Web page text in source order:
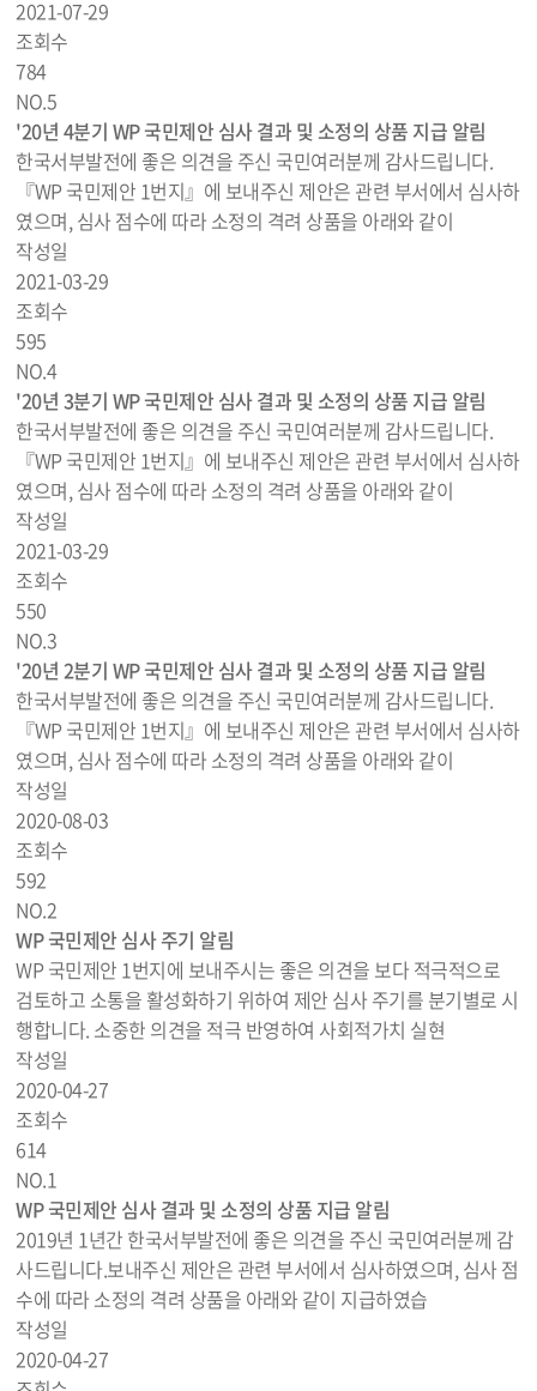
2021-07-29
조회수
784
NO.5
'20년 4분기 WP 국민제안 심사 결과 및 소정의 상품 지급 알림
한국서부발전에 좋은 의견을 주신 국민여러분께 감사드립니다.
『WP 국민제안 1번지』에 보내주신 제안은 관련 부서에서 심사하
였으며, 심사 점수에 따라 소정의 격려 상품을 아래와 같이
작성일
2021-03-29
조회수
595
NO.4
'20년 3분기 WP 국민제안 심사 결과 및 소정의 상품 지급 알림
한국서부발전에 좋은 의견을 주신 국민여러분께 감사드립니다.
『WP 국민제안 1번지』에 보내주신 제안은 관련 부서에서 심사하
였으며, 심사 점수에 따라 소정의 격려 상품을 아래와 같이
작성일
2021-03-29
조회수
550
NO.3
'20년 2분기 WP 국민제안 심사 결과 및 소정의 상품 지급 알림
한국서부발전에 좋은 의견을 주신 국민여러분께 감사드립니다.
『WP 국민제안 1번지』에 보내주신 제안은 관련 부서에서 심사하
였으며, 심사 점수에 따라 소정의 격려 상품을 아래와 같이
작성일
2020-08-03
조회수
592
NO.2
WP 국민제안 심사 주기 알림
WP 국민제안 1번지에 보내주시는 좋은 의견을 보다 적극적으로
검토하고 소통을 활성화하기 위하여 제안 심사 주기를 분기별로 시
행합니다. 소중한 의견을 적극 반영하여 사회적가치 실현
작성일
2020-04-27
조회수
614
NO.1
WP 국민제안 심사 결과 및 소정의 상품 지급 알림
2019년 1년간 한국서부발전에 좋은 의견을 주신 국민여러분께 감
사드립니다.보내주신 제안은 관련 부서에서 심사하였으며, 심사 점
수에 따라 소정의 격려 상품을 아래와 같이 지급하였습
작성일
2020-04-27